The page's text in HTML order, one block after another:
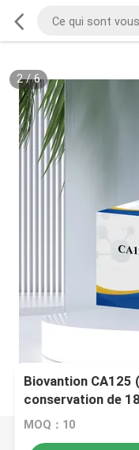
2/6
Biovantion CA125
conservation de
sensibilité et
MOQ：10